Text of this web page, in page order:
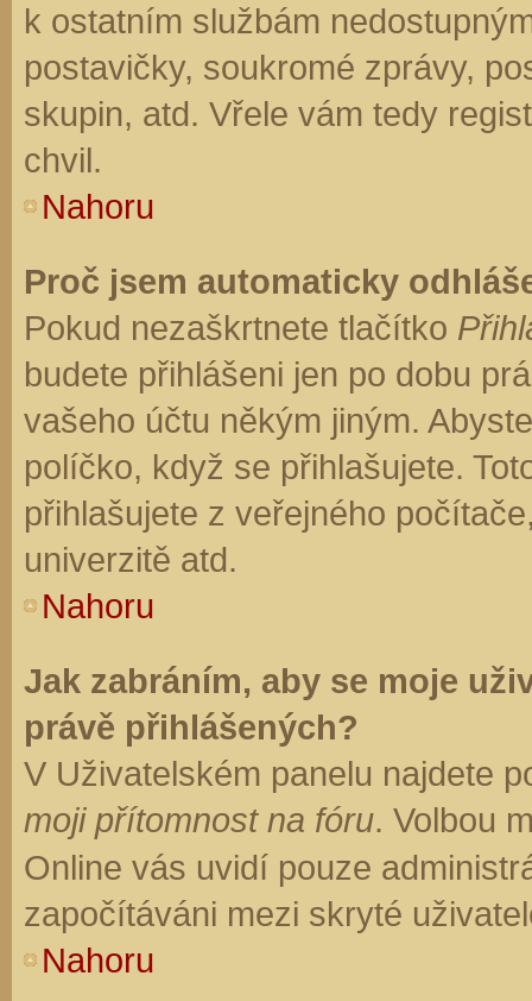
k ostatním službám
postavičky, soukromé zprávy,
skupin, atd. Vřele vám tedy
chvil.
Nahoru
Proč jsem automaticky
Pokud nezaškrtnete tlačítko
budete přihlášeni jen po dobu
vašeho účtu někým jiným.
políčko, když se přihlašujete.
přihlašujete z veřejného
univerzitě atd.
Nahoru
Jak zabráním, aby se moje
právě přihlášených?
V Uživatelském panelu najdete
moji přítomnost na fóru. Volbou
Online vás uvidí pouze
započítáváni mezi skryté
Nahoru